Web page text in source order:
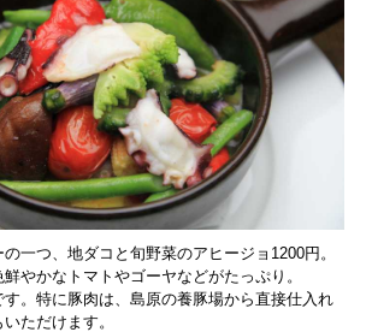
一つ、地ダコと旬野菜のアヒージョ1200円。
やかなトマトやゴーヤなどがたっぷり。
。特に豚肉は、島原の養豚場から直接仕入れ
ただけます。